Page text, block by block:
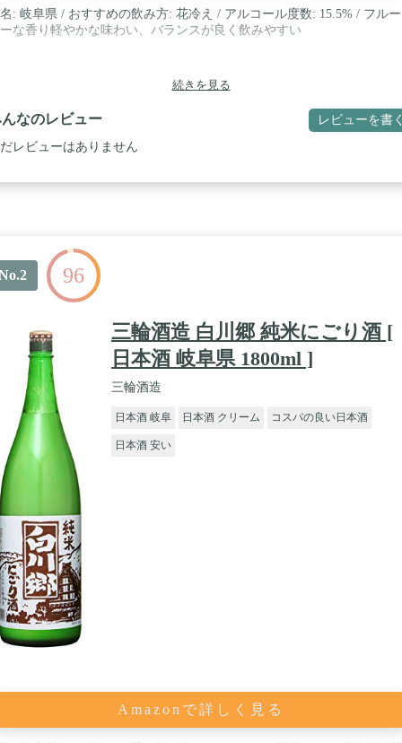
: 岐阜県 / おすすめの飲み方: 花冷え / アルコール度数: 15.5% / フル
ーな香り軽やかな味わい、バランスが良く飲みやすい
続きを見る
なのレビュー レビューを書
だレビューはありません
96
三輪酒造 白川郷 純米にごり酒 [
日本酒 岐阜県 1800ml ]
三輪酒造
日本酒 岐阜 日本酒 クリーム コスパの良い日本酒
日本酒 安い
Amazonで詳しく見る